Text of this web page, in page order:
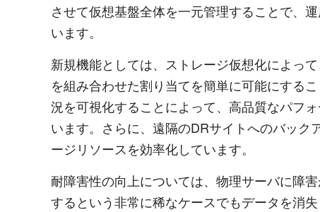
させて仮想基盤全体を一元管理することで、
います。
新規機能としては、ストレージ仮想化によっ
を組み合わせた割り当てを簡単に可能にする
況を可視化することによって、高品質なパフ
います。さらに、遠隔のDRサイトへのバッ
ージリソースを効率化しています。
耐障害性の向上については、物理サーバに障
するという非常に稀なケースでもデータを消